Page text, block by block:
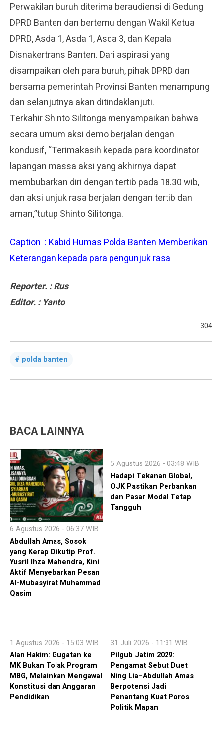
Perwakilan buruh diterima beraudiensi di Gedung
DPRD Banten dan bertemu dengan Wakil Ketua
DPRD, Asda 1, Asda 1, Asda 3, dan Kepala
Disnakertrans Banten. Dari aspirasi yang
disampaikan oleh para buruh, pihak DPRD dan
bersama pemerintah Provinsi Banten menampung
dan selanjutnya akan ditindaklanjuti.
Terkahir Shinto Silitonga menyampaikan bahwa
secara umum aksi demo berjalan dengan
kondusif, “Terimakasih kepada para koordinator
lapangan massa aksi yang akhirnya dapat
membubarkan diri dengan tertib pada 18.30 wib,
dan aksi unjuk rasa berjalan dengan tertib dan
aman,”tutup Shinto Silitonga.
Caption : Kabid Humas Polda Banten Memberikan
Keterangan kepada para pengunjuk rasa
Reporter. : Rus
Editor. : Yanto
304
polda banten
BACA LAINNYA
6 Agustus 2026 - 06:37 WIB
Abdullah Amas, Sosok
yang Kerap Dikutip Prof.
Yusril Ihza Mahendra, Kini
Aktif Menyebarkan Pesan
Al-Mubasyirat Muhammad
Qasim
5 Agustus 2026 - 03:48 WIB
Hadapi Tekanan Global,
OJK Pastikan Perbankan
dan Pasar Modal Tetap
Tangguh
1 Agustus 2026 - 15:03 WIB
Alan Hakim: Gugatan ke
MK Bukan Tolak Program
MBG, Melainkan Mengawal
Konstitusi dan Anggaran
Pendidikan
31 Juli 2026 - 11:31 WIB
Pilgub Jatim 2029:
Pengamat Sebut Duet
Ning Lia–Abdullah Amas
Berpotensi Jadi
Penantang Kuat Poros
Politik Mapan